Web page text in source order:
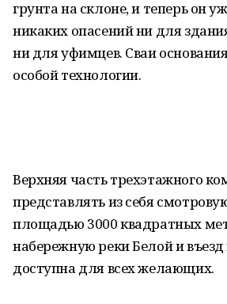
грунта на склоне, и теперь он
никаких опасений ни для
ни для уфимцев. Сваи
особой технологии.
Верхняя часть трехэтажного
представлять из себя
площадью 3000 квадратных
набережную реки Белой и
доступна для всех желающих.